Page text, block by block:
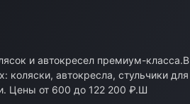
и автокресел премиум-класса.В
коляски, автокресла, стульчики для
Цены от 600 до 122 200 ₽.Ш